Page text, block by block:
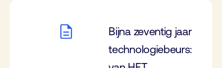
Bijna zeventig jaar
technologiebeurs: